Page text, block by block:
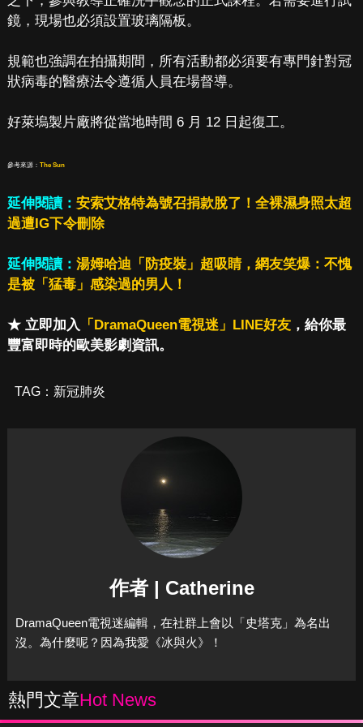
鏡，現場也必須設置玻璃隔板。
規範也強調在拍攝期間，所有活動都必須要有專門針對冠
狀病毒的醫療法令遵循人員在場督導。
好萊塢製片廠將從當地時間 6 月 12 日起復工。
參考來源： The Sun
延伸閱讀： 安索艾格特為號召捐款脫了！全裸濕身照太超
過遭IG下令刪除
延伸閱讀： 湯姆哈迪「防疫裝」超吸睛，網友笑爆：不愧
是被「猛毒」感染過的男人！
★ 立即加入 「DramaQueen電視迷」LINE好友，給你最
豐富即時的歐美影劇資訊。
TAG： 新冠肺炎
作者 | Catherine
DramaQueen電視迷編輯，在社群上會以「史塔克」為名出
沒。為什麼呢？因為我愛《冰與火》！
熱門文章Hot News